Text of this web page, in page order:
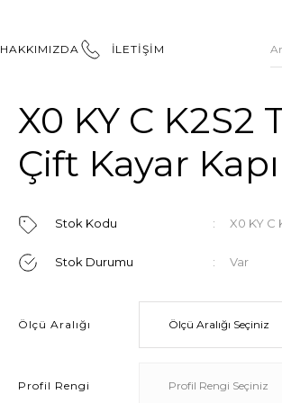
HAKKIMIZDA İLETİŞİM
X0 KY C K2S2
Çift Kayar Kapı
Stok Kodu X0 KY C
Stok Durumu Var
Ölçü Aralığı
Profil Rengi